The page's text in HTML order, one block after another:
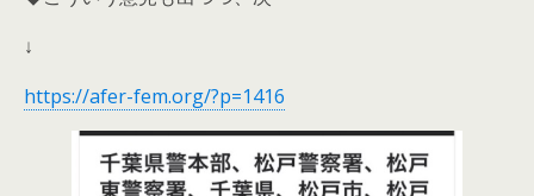
↓
https://afer-fem.org/?p=1416